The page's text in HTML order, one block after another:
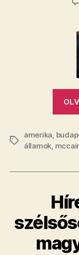
Címkék
amerika,
államok,